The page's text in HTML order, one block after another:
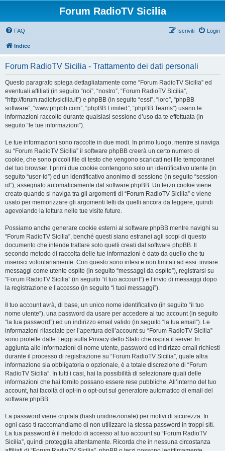
Forum RadioTV Sicilia
FAQ Login
Iscriviti
Indice
Forum RadioTV Sicilia - Trattamento dei dati personali
Questo paragrafo spiega dettagliatamente come “Forum RadioTV Sicilia” ed
eventuali affiliati (in seguito “noi”, “nostro”, “Forum RadioTV Sicilia”,
“http://forum.radiotvsicilia.it”) e phpBB (in seguito “essi”, “loro”, “phpBB
software”, “www.phpbb.com”, “phpBB Limited”, “phpBB Teams”) usano le
informazioni raccolte durante qualsiasi sessione d’uso da te effettuata (in
seguito “le tue informazioni”).
Le tue informazioni sono raccolte in due modi. In primo luogo, mentre si naviga
su “Forum RadioTV Sicilia” il software phpBB creerà un certo numero di
cookie, che sono piccoli file di testo che vengono scaricati nei file temporanei
del tuo browser. I primi due cookie contengono solo un identificativo utente (in
seguito “user-id”) ed un identificativo anonimo di sessione (in seguito “session-
id”), assegnato automaticamente dal software phpBB. Un terzo cookie viene
creato quando si naviga tra gli argomenti di “Forum RadioTV Sicilia” e viene
usato per memorizzare gli argomenti letti da quelli ancora da leggere, quindi
agevolando la lettura nelle tue visite future.
Possiamo anche generare cookie esterni al software phpBB mentre navighi su
“Forum RadioTV Sicilia”, benché questi siano estranei agli scopi di questo
documento che intende trattare solo quelli creati dal software phpBB. Il
secondo metodo di raccolta delle tue informazioni è dato da quello che tu
inserisci volontariamente. Con questo sono intesi e non limitati ad essi: inviare
messaggi come utente ospite (in seguito “messaggi da ospite”), registrarsi su
“Forum RadioTV Sicilia” (in seguito “il tuo account”) e l’invio di messaggi dopo
la registrazione e l’accesso (in seguito “i tuoi messaggi”).
Il tuo account avrà, di base, un unico nome identificativo (in seguito “il tuo
nome utente”), una password da usare per accedere al tuo account (in seguito
“la tua password”) ed un indirizzo email valido (in seguito “la tua email”). Le
informazioni rilasciate per l’apertura dell’account su “Forum RadioTV Sicilia”
sono protette dalle Leggi sulla Privacy dello Stato che ospita il server. In
aggiunta alle informazioni di nome utente, password ed indirizzo email richiesti
durante il processo di registrazione su “Forum RadioTV Sicilia”, quale altra
informazione sia obbligatoria o opzionale, è a totale discrezione di “Forum
RadioTV Sicilia”. In tutti i casi, hai la possibilità di selezionare quali delle
informazioni che hai fornito possano essere rese pubbliche. All’interno del tuo
account, hai facoltà di opt-in o opt-out sul generatore automatico di email del
software phpBB.
La password viene criptata (hash unidirezionale) per motivi di sicurezza. In
ogni caso ti raccomandiamo di non utilizzare la stessa password in troppi siti.
La tua password è il metodo di accesso al tuo account su “Forum RadioTV
Sicilia”, quindi proteggila attentamente. Ricorda che in nessuna circostanza